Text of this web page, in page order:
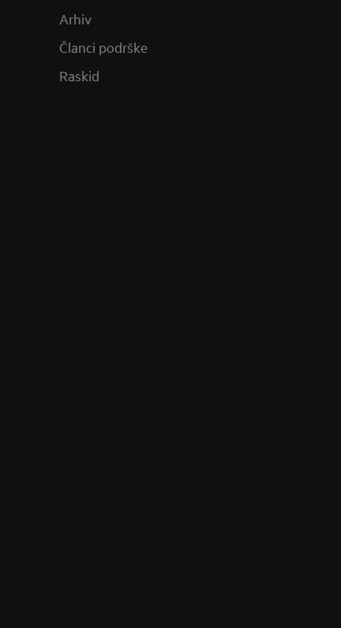
Arhiv
Članci podrške
Raskid